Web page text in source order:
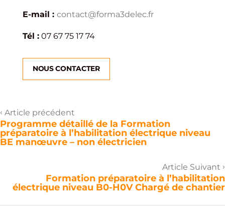
E-mail : contact@forma3delec.fr
Tél :07 67 75 17 74
NOUS CONTACTER
‹ Article précédent
Programme détaillé de la Formation
préparatoire à l’habilitation électrique niveau
BE manœuvre – non électricien
Article Suivant ›
Formation préparatoire à l’habilitation
électrique niveau B0-H0V Chargé de chantier